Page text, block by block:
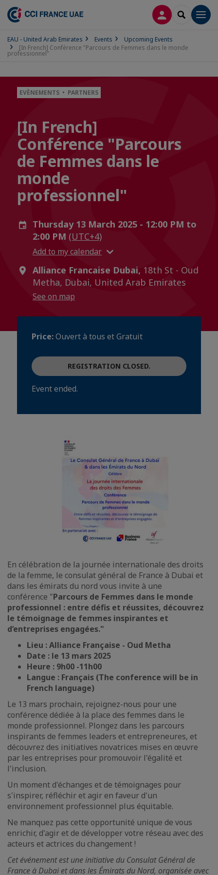
LOG INSEARCH
EAU - United Arab Emirates Events
Upcoming Events
[In French] Conférence "Parcours de Femmes dans le monde
professionnel"
EVÈNEMENTS • PARTNERS
[In French]
Conférence "Parcours
de Femmes dans le
monde
professionnel"
Thursday 13 March 2025 - 12:00 PM to
2:00 PM (UTC+4)
Add to my calendar
Alliance Francaise Dubai, 18th St - Oud
Metha, Dubai, United Arab Emirates
See on map
Price:Ouvert à tous et Gratuit
REGISTRATION CLOSED.
Event ended.
En célébration de la journée internationale des droits
de la femme, le consulat général de France à Dubai et
dans les émirats du nord vous invite à une
conférence "Parcours de Femmes dans le monde
professionnel : entre défis et réussites, découvrez
le témoignage de femmes inspirantes et
d’entreprises engagées."
Lieu : Alliance Française - Oud Metha
Date : le 13 mars 2025
Heure : 9h00 -11h00
Langue : Français (The conference will be in
French language)
Le 13 mars prochain, rejoignez-nous pour une
conférence dédiée à la place des femmes dans le
monde professionnel. Plongez dans les parcours
inspirants de femmes leaders et entrepreneures, et
découvrez des initiatives novatrices mises en œuvre
par les entreprises pour promouvoir l'égalité et
l'inclusion.
Un moment d'échanges et de témoignages pour
s'inspirer, réfléchir et agir en faveur d'un
environnement professionnel plus équitable.
Ne manquez pas cette opportunité unique de vous
enrichir, d'agir et de développer votre réseau avec des
acteurs et actrices du changement !
Cet événement est une initiative du Consulat Général de
France à Dubai et dans les Émirats du Nord, organisée avec